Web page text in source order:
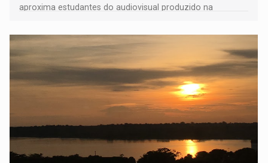
aproxima estudantes do audiovisual produzido na